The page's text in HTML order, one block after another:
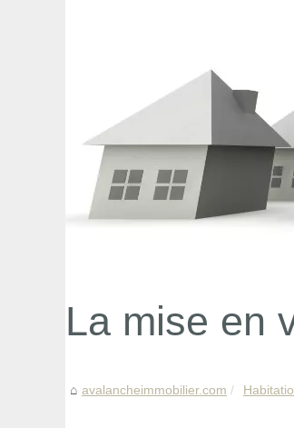
La mise en
avalancheimmobilier.com